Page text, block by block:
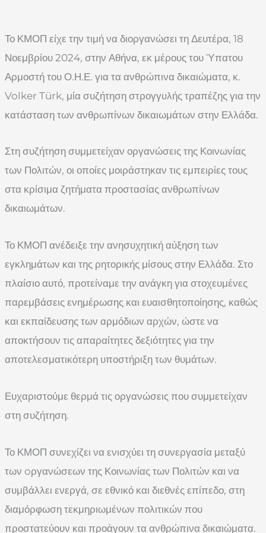
Το ΚΜΟΠ είχε την τιμή να διοργανώσει τη Δευτέρα, 18
Νοεμβρίου 2024, στην Αθήνα, εκ μέρους του Ύπατου
Αρμοστή του Ο.Η.Ε. για τα ανθρώπινα δικαιώματα, κ.
Volker Türk, μία συζήτηση στρογγυλής τραπέζης για την
κατάσταση των ανθρωπίνων δικαιωμάτων στην Ελλάδα.
Στη συζήτηση συμμετείχαν οργανώσεις της Κοινωνίας
των Πολιτών, οι οποίες μοιράστηκαν τις εμπειρίες τους
στα κρίσιμα ζητήματα προστασίας ανθρωπίνων
δικαιωμάτων.
Το ΚΜΟΠ ανέδειξε την ανησυχητική αύξηση των
εγκλημάτων και της ρητορικής μίσους στην Ελλάδα. Στο
πλαίσιο αυτό, προτείναμε την ανάγκη για στοχευμένες
παρεμβάσεις ενημέρωσης και ευαισθητοποίησης, καθώς
και εκπαίδευσης των αρμόδιων αρχών, ώστε να
αποκτήσουν τις απαραίτητες δεξιότητες για την
αποτελεσματικότερη υποστήριξη των θυμάτων.
Ευχαριστούμε θερμά τις οργανώσεις που συμμετείχαν
στη συζήτηση.
Το ΚΜΟΠ συνεχίζει να ενισχύει τη συνεργασία μεταξύ
των oργανώσεων της Κοινωνίας των Πολιτών και να
συμβάλλει ενεργά, σε εθνικό και διεθνές επίπεδο, στη
διαμόρφωση τεκμηριωμένων πολιτικών που
προστατεύουν και προάγουν τα ανθρώπινα δικαιώματα.